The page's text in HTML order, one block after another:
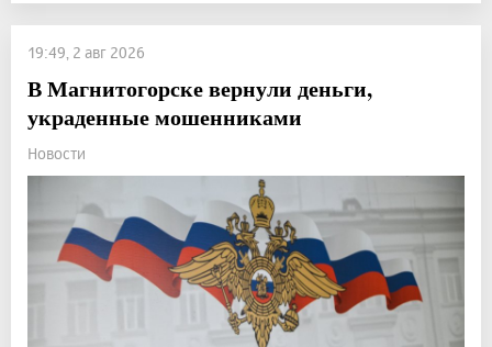
19:49, 2 авг 2026
В Магнитогорске вернули деньги,
украденные мошенниками
Новости